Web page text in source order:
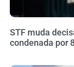
STF muda
condenada por